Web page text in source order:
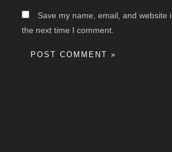
Save my name, email, and website
the next time I comment.